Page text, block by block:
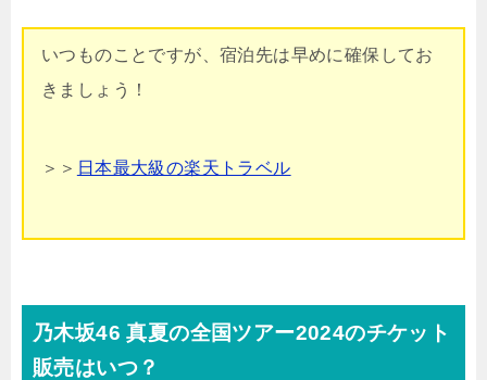
いつものことですが、宿泊先は早めに確保してお
きましょう！
＞＞ 日本最大級の楽天トラベル
乃木坂46 真夏の全国ツアー2024のチケット
販売はいつ？